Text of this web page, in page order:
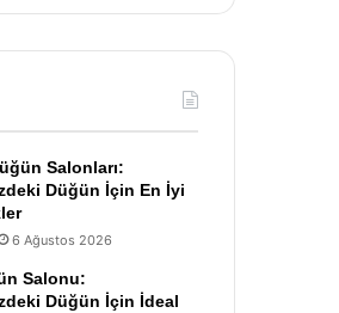
Salonları:
Düğün İçin En İyi
6 Ağustos 2026
Salonu:
Düğün İçin İdeal